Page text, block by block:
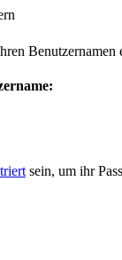
Benutzernamen
sein, um ihr